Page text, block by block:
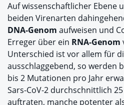
Auf wissenschaftlicher Ebene
beiden Virenarten
DNA-Genom aufweisen und
Erreger über ein RNA-Genom
Unterschied ist vor allem für
ausschlaggebend, so werden
bis 2 Mutationen pro Jahr
Sars-CoV-2 durchschnittlich
auftraten, manche potenter